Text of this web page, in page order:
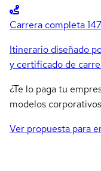
Carrera completa
Itinerario diseñado
y certificado de
¿Te lo paga tu
modelos
Ver propuesta para